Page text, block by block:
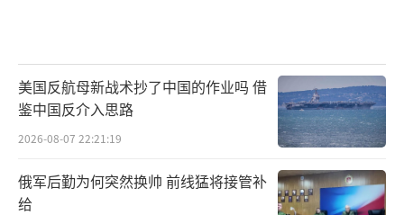
美国反航母新战术抄了中国的作业吗 借
鉴中国反介入思路
2026-08-07 22:21:19
俄军后勤为何突然换帅 前线猛将接管补
给